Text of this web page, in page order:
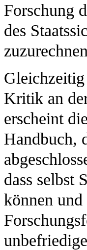
Forschung
des
Kritik an
erscheint
Handbuch,
dass selbst
können und